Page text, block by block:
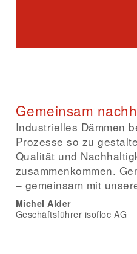
Gemeinsam
Industrielles Dämmen
Prozesse so zu
Qualität und
zusammenkommen.
– gemeinsam mit
Michel Alder
Geschäftsführer isofloc AG